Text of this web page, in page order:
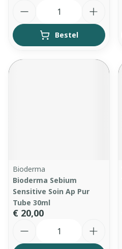
Bestel
Bioderma
Bioderma Sebium
Sensitive Soin Ap Pur
Tube 30ml
€ 20,00